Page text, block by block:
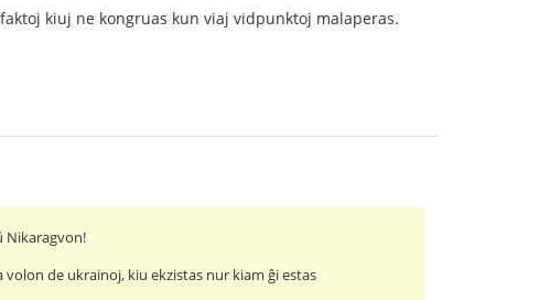
kiuj ne kongruas kun viaj vidpunktoj malaperas.
Nikaragvon!
de ukrainoj, kiu ekzistas nur kiam ĝi estas